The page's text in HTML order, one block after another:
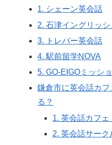
1. シェーン英会話
2. 石津イングリッ
3. トレバー英会話
4. 駅前留学NOVA
5. GO-EIGOミッシ
鎌倉市に英会話カ
る？
1. 英会話カフェ
2. 英会話サーク